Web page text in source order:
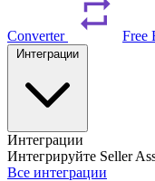
Converter Free
Интеграции
Интегрируйте Seller
Все интеграции